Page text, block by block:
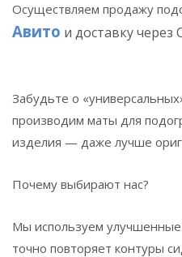
Осуществляем продажу
Авито и доставку через
Забудьте о
производим маты для
изделия — даже лучше
Почему выбирают нас?
Мы используем
точно повторяет контуры